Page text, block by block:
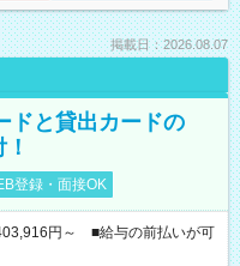
掲載日：2026.08.07
ドと貸出カードの
登録・面接OK
円～ ■給与の前払いが可